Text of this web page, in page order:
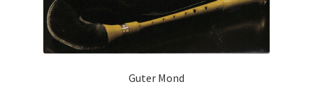
Guter Mond